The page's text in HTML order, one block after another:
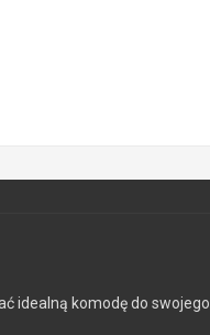
idealną komodę do swojego